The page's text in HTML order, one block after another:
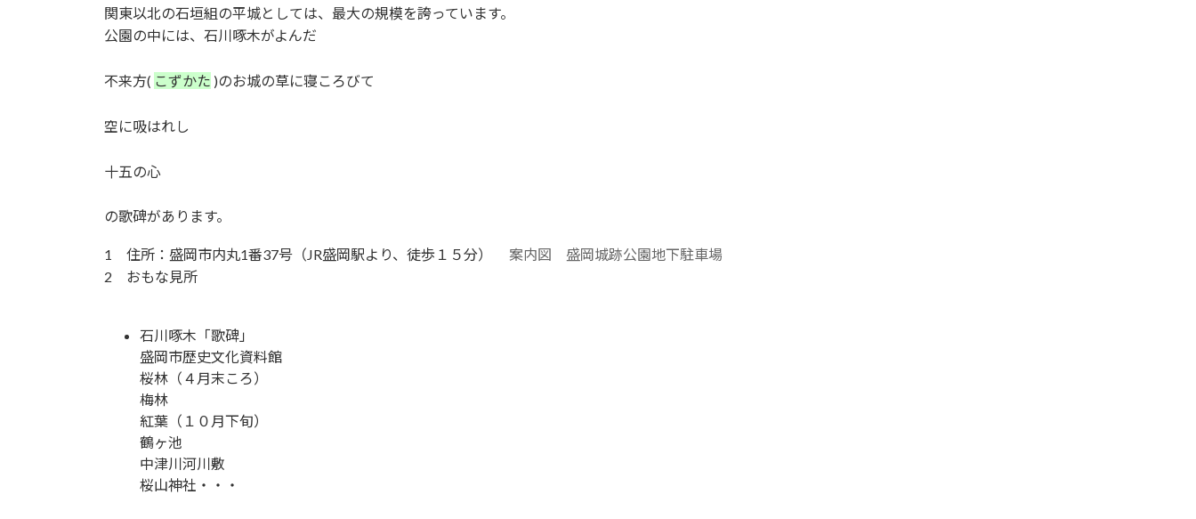
関東以北の石垣組の平城としては、最大の規模を誇っています。
公園の中には、石川啄木がよんだ
不来方( こずかた )のお城の草に寝ころびて
空に吸はれし
十五の心
の歌碑があります。
1 住所：盛岡市内丸1番37号（JR盛岡駅より、徒歩１５分） 案内図
盛岡城跡公園地下駐車場
2 おもな見所
石川啄木「歌碑」
盛岡市歴史文化資料館
桜林（４月末ころ）
梅林
紅葉（１０月下旬）
鶴ヶ池
中津川河川敷
桜山神社・・・